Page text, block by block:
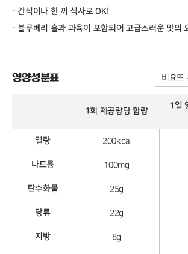
- 간식이나 한 끼 식사로 OK!
- 블루베리 홀과 과육이 포함되어 고급스러운 맛의
영양성분표
1회 제공량당 함량
1일
열량 200kcal
나트륨 100mg
탄수화물 25g
당류 22g
지방 8g